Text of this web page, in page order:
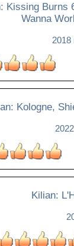
Kissing Burns
Wanna
2018
Kologne,
Kilian: